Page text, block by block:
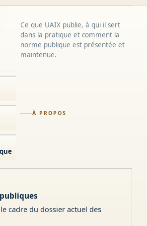
À PROPOS
Ce que UAIX publie, à qui il sert
dans la pratique et comment la
norme publique est présentée et
maintenue.
cadre du dossier actuel des